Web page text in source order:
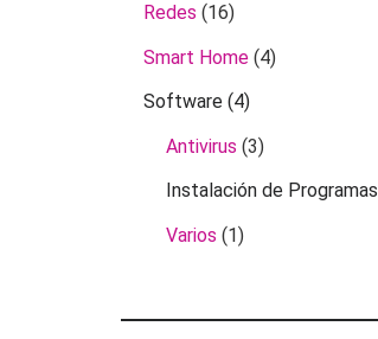
Redes (16)
Smart Home (4)
Software (4)
Antivirus (3)
Instalación de Programas
Varios (1)